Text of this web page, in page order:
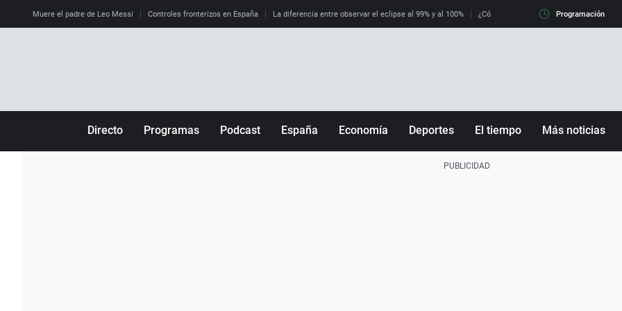
Muere el padre de Leo Messi Controles fronterizos en España La diferencia entre observar el eclipse al 99% y al 100% ¿Cómo es llegar a Italia con controles
Programación
Directo Programas Podcast España Economía Deportes El tiempo Más noticias